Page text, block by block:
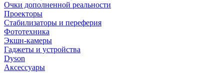
Очки дополненной реальности
Проекторы
Стабилизаторы и переферия
Фототехника
Экшн-камеры
Гаджеты и устройства
Dyson
Аксессуары